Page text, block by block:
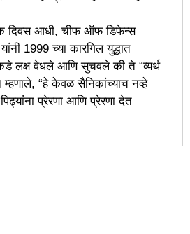
दिवस आधी, चीफ ऑफ डिफेन्स
1999 च्या कारगिल युद्धात
लक्ष वेधले आणि सुचवले की ते “व्यर्थ
म्हणाले, “हे केवळ सैनिकांच्याच नव्हे
प्रेरणा आणि प्रेरणा देत